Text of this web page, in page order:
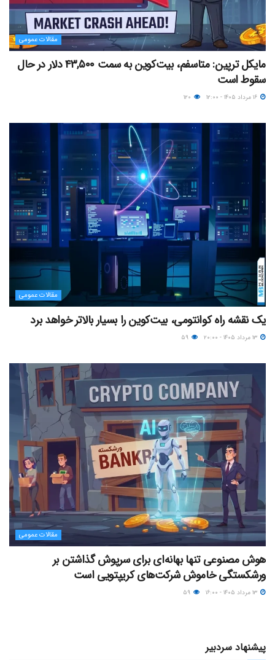
مقالات عمومی
مایکل ترپین: متاسفم، بیت‌کوین به سمت ۴۳,۵۰۰ دلار در حال
سقوط است
مقالات عمومی
یک نقشه راه کوانتومی، بیت‌کوین را بسیار بالاتر خواهد برد
مقالات عمومی
هوش مصنوعی تنها بهانه‌ای برای سرپوش گذاشتن بر
ورشکستگی خاموش شرکت‌های کریپتویی است
پیشنهاد سردبیر